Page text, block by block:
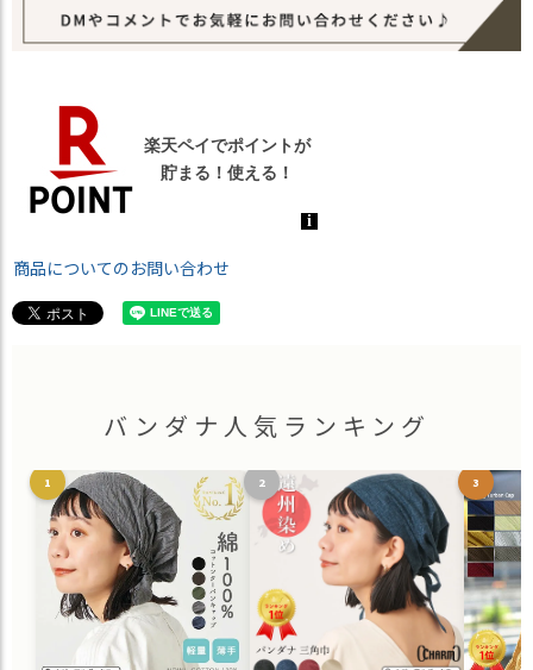
商品についてのお問い合わせ
バンダナ人気ランキング
1 2 3